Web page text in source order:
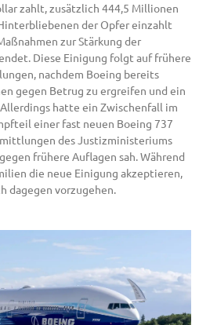
zahlt, zusätzlich 444,5 Millionen
der Opfer einzahlt
zur Stärkung der
Diese Einigung folgt auf frühere
nachdem Boeing bereits
gegen Betrug zu ergreifen und ein
hatte ein Zwischenfall im
einer fast neuen Boeing 737
des Justizministeriums
frühere Auflagen sah. Während
die neue Einigung akzeptieren,
dagegen vorzugehen.